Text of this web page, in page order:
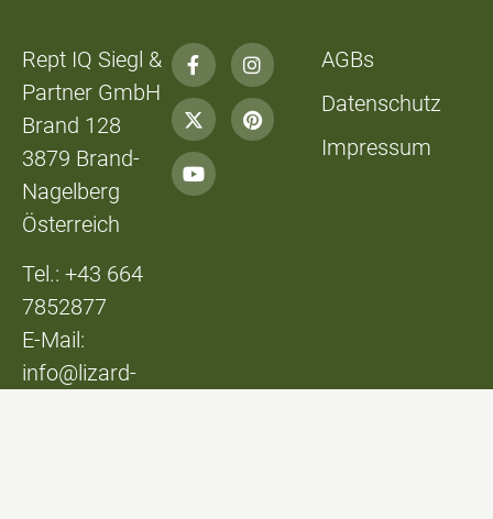
Rept IQ Siegl &
Partner GmbH
Brand 128
3879 Brand-
Nagelberg
Österreich
Tel.: +43 664
7852877
E-Mail:
info@lizard-
AGBs
Datenschutz
Impressum